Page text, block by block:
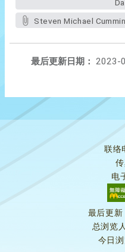
Steven Michael
最后更新日期： 2023-
联络
电
最后更新
总浏览
今日